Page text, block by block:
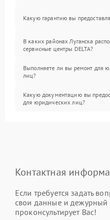
Какую гарантию вы
В каких районах Луганска
сервисные центры DELTA?
Выполняете ли вы ремонт для
лиц?
Какую документацию вы
для юридических лиц?
Контактная
Если требуется задать
свои данные и дежурный
проконсультирует Вас!